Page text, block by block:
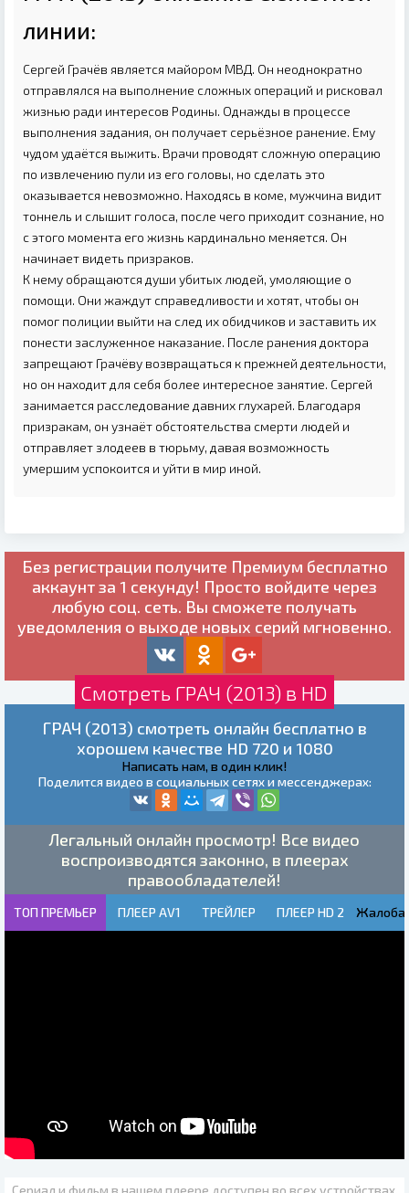
линии:
Сергей Грачёв является майором МВД. Он неоднократно
отправлялся на выполнение сложных операций и рисковал
жизнью ради интересов Родины. Однажды в процессе
выполнения задания, он получает серьёзное ранение. Ему
чудом удаётся выжить. Врачи проводят сложную операцию
по извлечению пули из его головы, но сделать это
оказывается невозможно. Находясь в коме, мужчина видит
тоннель и слышит голоса, после чего приходит сознание, но
с этого момента его жизнь кардинально меняется. Он
начинает видеть призраков.
К нему обращаются души убитых людей, умоляющие о
помощи. Они жаждут справедливости и хотят, чтобы он
помог полиции выйти на след их обидчиков и заставить их
понести заслуженное наказание. После ранения доктора
запрещают Грачёву возвращаться к прежней деятельности,
но он находит для себя более интересное занятие. Сергей
занимается расследование давних глухарей. Благодаря
призракам, он узнаёт обстоятельства смерти людей и
отправляет злодеев в тюрьму, давая возможность
умершим успокоится и уйти в мир иной.
Без регистрации получите Премиум бесплатно
аккаунт за 1 секунду! Просто войдите через
любую соц. сеть. Вы сможете получать
уведомления о выходе новых серий мгновенно.
Смотреть ГРАЧ (2013) в HD
ГРАЧ (2013) смотреть онлайн бесплатно в
хорошем качестве HD 720 и 1080
Написать нам, в один клик!
Поделится видео в социальных сетях и мессенджерах:
Легальный онлайн просмотр! Все видео
воспроизводятся законно, в плеерах
правообладателей!
ТОП ПРЕМЬЕР ПЛЕЕР AV1 ТРЕЙЛЕР ПЛЕЕР HD 2 Жалоба!